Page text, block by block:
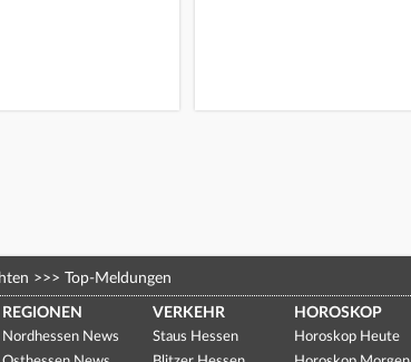
>>> Top-Meldungen
REGIONEN
Nordhessen News
VERKEHR
Staus Hessen
HOROSKOP
Horoskop Heute